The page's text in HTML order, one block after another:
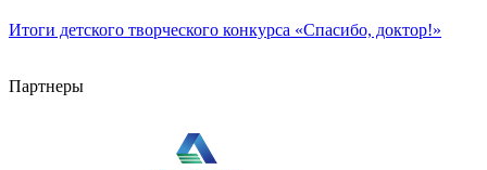
Итоги детского творческого конкурса «Cпасибо, доктор!»
Партнеры